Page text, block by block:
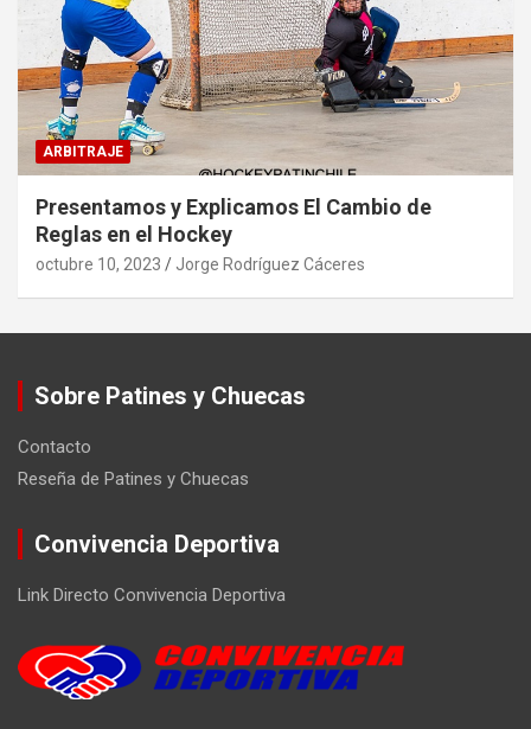
ARBITRAJE
Presentamos y Explicamos El Cambio de
Reglas en el Hockey
octubre 10, 2023 Jorge Rodríguez Cáceres
Sobre Patines y Chuecas
Contacto
Reseña de Patines y Chuecas
Convivencia Deportiva
Link Directo Convivencia Deportiva